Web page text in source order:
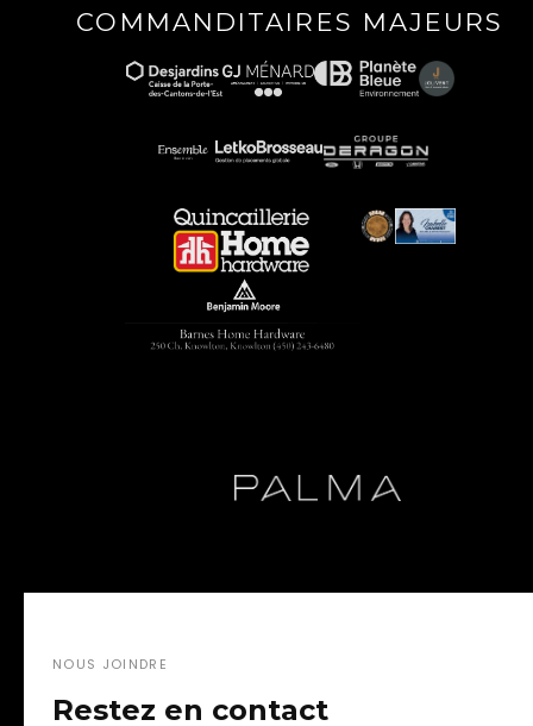
COMMANDITAIRES MAJEURS
NOUS JOINDRE
Restez en contact